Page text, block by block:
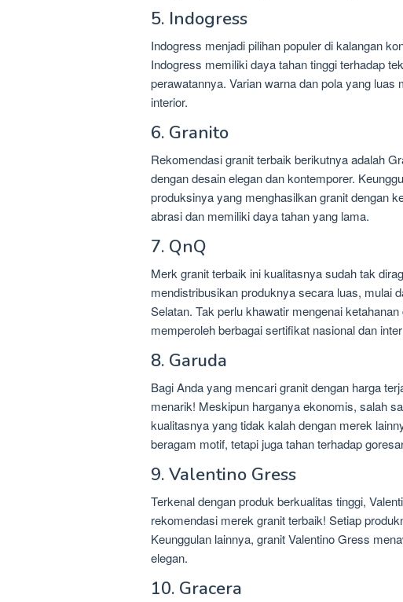
5. Indogress
Indogress menjadi pilihan populer di kalangan
Indogress memiliki daya tahan tinggi terhadap
perawatannya. Varian warna dan pola yang
interior.
6. Granito
Rekomendasi granit terbaik berikutnya adalah
dengan desain elegan dan kontemporer.
produksinya yang menghasilkan granit dengan
abrasi dan memiliki daya tahan yang lama.
7. QnQ
Merk granit terbaik ini kualitasnya sudah tak
mendistribusikan produknya secara luas, mulai
Selatan. Tak perlu khawatir mengenai
memperoleh berbagai sertifikat nasional dan
8. Garuda
Bagi Anda yang mencari granit dengan harga
menarik! Meskipun harganya ekonomis, salah
kualitasnya yang tidak kalah dengan merek
beragam motif, tetapi juga tahan terhadap
9. Valentino Gress
Terkenal dengan produk berkualitas tinggi,
rekomendasi merek granit terbaik! Setiap
Keunggulan lainnya, granit Valentino Gress
elegan.
10. Gracera